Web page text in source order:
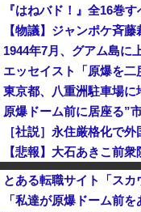
1944年7月、グアム島に
［社説］永住厳格化で